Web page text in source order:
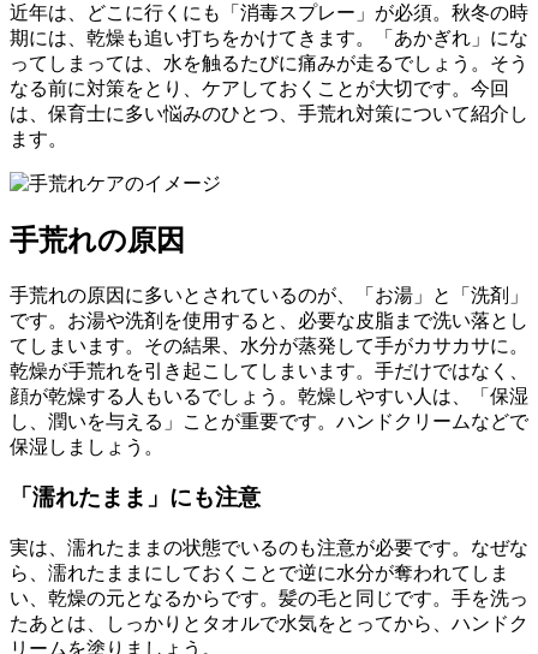
近年は、どこに行くにも「消毒スプレー」が必須。秋冬の時
期には、乾燥も追い打ちをかけてきます。「あかぎれ」にな
ってしまっては、水を触るたびに痛みが走るでしょう。そう
なる前に対策をとり、ケアしておくことが大切です。今回
は、保育士に多い悩みのひとつ、手荒れ対策について紹介し
ます。
手荒れの原因
手荒れの原因に多いとされているのが、「お湯」と「洗剤」
です。お湯や洗剤を使用すると、必要な皮脂まで洗い落とし
てしまいます。その結果、水分が蒸発して手がカサカサに。
乾燥が手荒れを引き起こしてしまいます。手だけではなく、
顔が乾燥する人もいるでしょう。乾燥しやすい人は、「保湿
し、潤いを与える」ことが重要です。ハンドクリームなどで
保湿しましょう。
「濡れたまま」にも注意
実は、濡れたままの状態でいるのも注意が必要です。なぜな
ら、濡れたままにしておくことで逆に水分が奪われてしま
い、乾燥の元となるからです。髪の毛と同じです。手を洗っ
たあとは、しっかりとタオルで水気をとってから、ハンドク
リームを塗りましょう。